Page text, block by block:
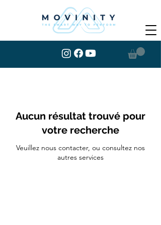
Aucun résultat trouvé pour
votre recherche
Veuillez nous contacter, ou consultez nos
autres services